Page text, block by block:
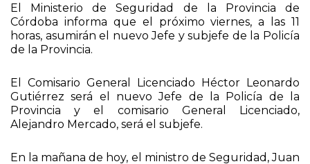
El Ministerio de Seguridad de la Provincia de
Córdoba informa que el próximo viernes, a las 11
horas, asumirán el nuevo Jefe y subjefe de la Policía
de la Provincia.
El Comisario General Licenciado Héctor Leonardo
Gutiérrez será el nuevo Jefe de la Policía de la
Provincia y el comisario General Licenciado,
Alejandro Mercado, será el subjefe.
En la mañana de hoy, el ministro de Seguridad, Juan